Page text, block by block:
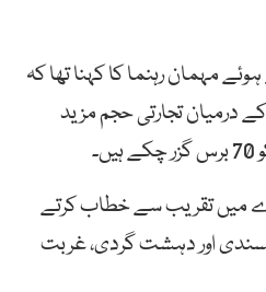
مہمان رہنما کا کہنا تھا کہ
درمیان تجارتی حجم مزید
میں تقریب سے خطاب کرتے
پسندی اور دہشت گردی، غربت